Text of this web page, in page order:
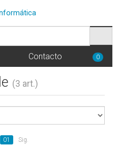
Contacto 0
(3 art.)
01 Sig.